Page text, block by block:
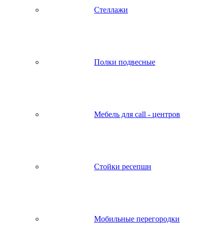
Стеллажи
Полки подвесные
Мебель для call - центров
Стойки ресепшн
Мобильные перегородки